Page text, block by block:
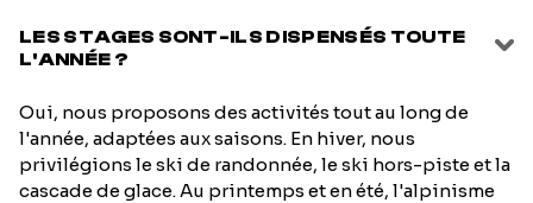
LES STAGES SONT-ILS DISPENSÉS TOUTE
L'ANNÉE ?
Oui, nous proposons des activités tout au long de
l'année, adaptées aux saisons. En hiver, nous
privilégions le ski de randonnée, le ski hors-piste et la
cascade de glace. Au printemps et en été, l'alpinisme